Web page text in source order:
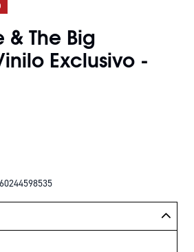
& The Big
Exclusivo -